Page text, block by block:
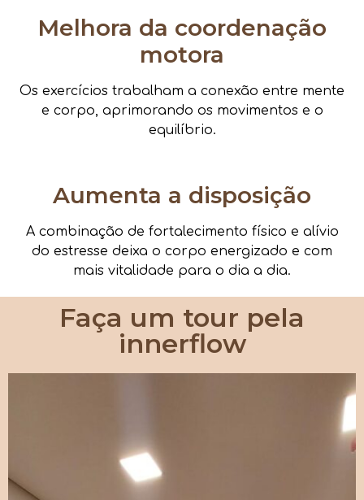
Melhora da coordenação
motora
Os exercícios trabalham a conexão entre mente
e corpo, aprimorando os movimentos e o
equilíbrio.
Aumenta a disposição
A combinação de fortalecimento físico e alívio
do estresse deixa o corpo energizado e com
mais vitalidade para o dia a dia.
Faça um tour pela
innerflow